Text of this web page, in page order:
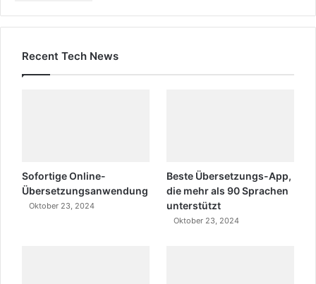
Recent Tech News
Sofortige Online-
Übersetzungsanwendung
Oktober 23, 2024
Beste Übersetzungs-App,
die mehr als 90 Sprachen
unterstützt
Oktober 23, 2024